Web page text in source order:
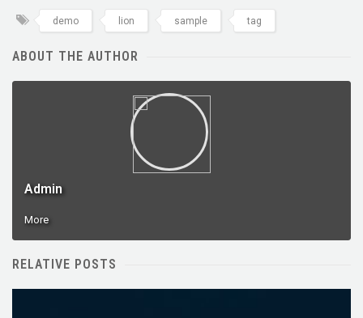
demo lion sample tag
ABOUT THE AUTHOR
Admin
More
RELATIVE POSTS